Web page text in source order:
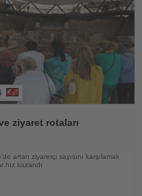
ziyaret rotaları
artan ziyaretçi sayısını karşılamak
hız kazandı